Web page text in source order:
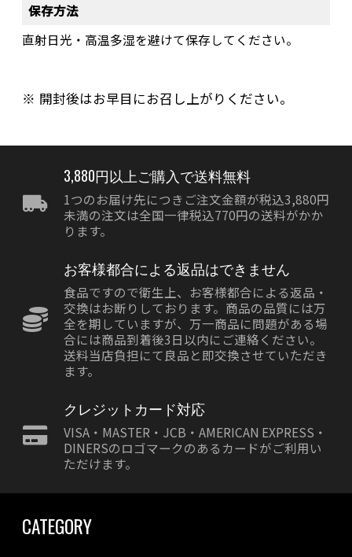
保存方法
直射日光・高温多湿を避けて保存してください。
開封後はお早目にお召し上がりください。
3,880円以上ご購入で送料無料
1つのお届け先につきご注文金額が税込3,880円
未満の注文は全国一律税込770円の送料がかか
ります。
お客様都合による返品はできません
食品ですので衛生上、お客様都合による返品・
交換はお断りしております。商品の品質には万
全を期していますが、万一商品に問題がある場
合には商品到着後3日以内にご連絡ください。
送料当店負担にて良品と即交換させていただき
ます。
クレジットカード対応
VISA・MASTER・JCB・AMERICAN EXPRESS・
DINERSのロゴマークのあるカードがご利用い
ただけます。
CATEGORY